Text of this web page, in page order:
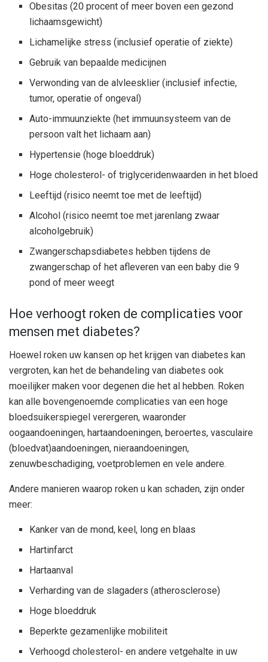
Obesitas (20 procent of meer boven een gezond
lichaamsgewicht)
Lichamelijke stress (inclusief operatie of ziekte)
Gebruik van bepaalde medicijnen
Verwonding van de alvleesklier (inclusief infectie,
tumor, operatie of ongeval)
Auto-immuunziekte (het immuunsysteem van de
persoon valt het lichaam aan)
Hypertensie (hoge bloeddruk)
Hoge cholesterol- of triglyceridenwaarden in het bloed
Leeftijd (risico neemt toe met de leeftijd)
Alcohol (risico neemt toe met jarenlang zwaar
alcoholgebruik)
Zwangerschapsdiabetes hebben tijdens de
zwangerschap of het afleveren van een baby die 9
pond of meer weegt
Hoe verhoogt roken de complicaties voor
mensen met diabetes?
Hoewel roken uw kansen op het krijgen van diabetes kan
vergroten, kan het de behandeling van diabetes ook
moeilijker maken voor degenen die het al hebben. Roken
kan alle bovengenoemde complicaties van een hoge
bloedsuikerspiegel verergeren, waaronder
oogaandoeningen, hartaandoeningen, beroertes, vasculaire
(bloedvat)aandoeningen, nieraandoeningen,
zenuwbeschadiging, voetproblemen en vele andere.
Andere manieren waarop roken u kan schaden, zijn onder
meer:
Kanker van de mond, keel, long en blaas
Hartinfarct
Hartaanval
Verharding van de slagaders (atherosclerose)
Hoge bloeddruk
Beperkte gezamenlijke mobiliteit
Verhoogd cholesterol- en andere vetgehalte in uw